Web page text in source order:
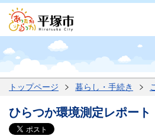
トップページ 暮らし・手続き
ひらつか環境測定レポート